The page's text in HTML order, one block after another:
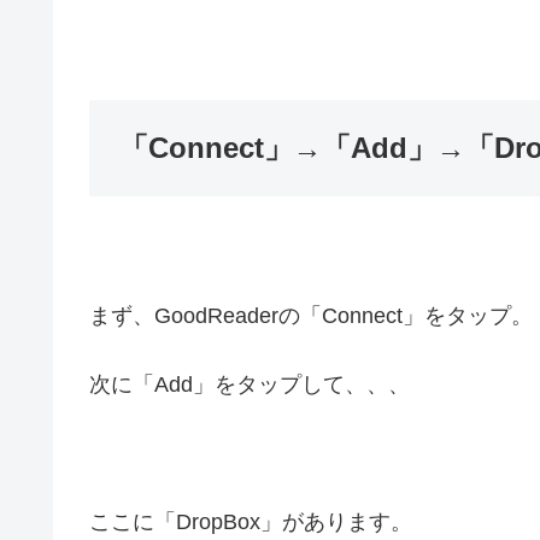
「Connect」→「Add」→「
まず、GoodReaderの「Connect」をタップ。
次に「Add」をタップして、、、
ここに「DropBox」があります。